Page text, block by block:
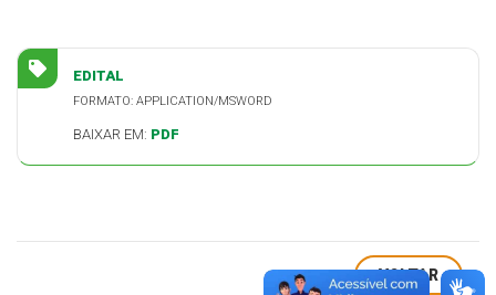
EDITAL
FORMATO: APPLICATION/MSWORD
BAIXAR EM: PDF
VOLTAR